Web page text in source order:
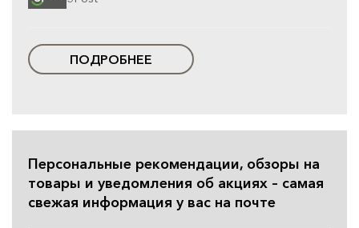
ПОДРОБНЕЕ
Персональные рекомендации, обзоры на
товары и уведомления об акциях – самая
свежая информация у вас на почте